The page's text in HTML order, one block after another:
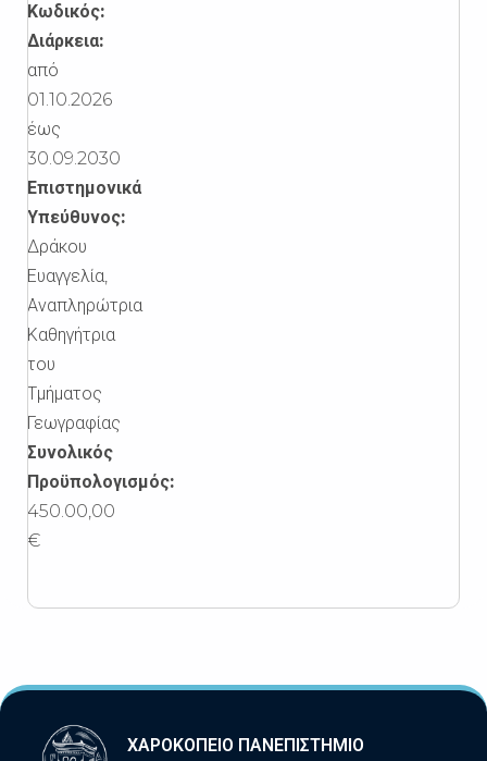
Κωδικός:
Διάρκεια:
από
01.10.2026
έως
30.09.2030
Επιστημονικά
Υπεύθυνος:
Δράκου
Ευαγγελία,
Αναπληρώτρια
Καθηγήτρια
του
Τμήματος
Γεωγραφίας
Συνολικός
Προϋπολογισμός:
450.00,00
€
ΧΑΡΟΚΟΠΕΙΟ ΠΑΝΕΠΙΣΤΗΜΙΟ